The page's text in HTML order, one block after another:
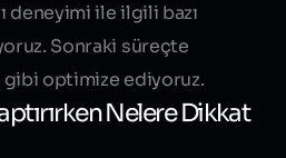
deneyimi ile ilgili bazı
Sonraki süreçte
gibi optimize ediyoruz.
Nelere Dikkat